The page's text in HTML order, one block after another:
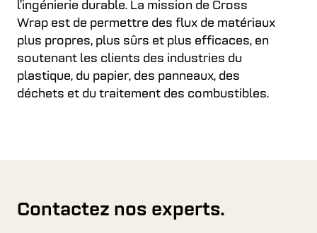
l’ingénierie durable. La mission de Cross
Wrap est de permettre des flux de matériaux
plus propres, plus sûrs et plus efficaces, en
soutenant les clients des industries du
plastique, du papier, des panneaux, des
déchets et du traitement des combustibles.
Contactez nos experts.